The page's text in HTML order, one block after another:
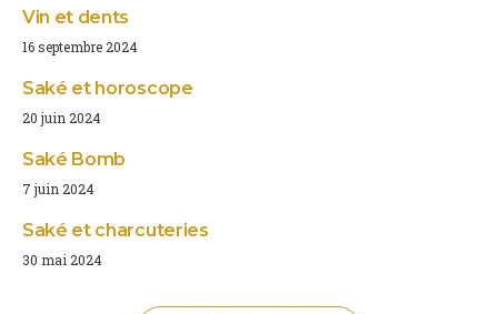
Vin et dents
16 septembre 2024
Saké et horoscope
20 juin 2024
Saké Bomb
7 juin 2024
Saké et charcuteries
30 mai 2024